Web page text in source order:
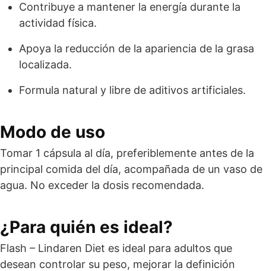
Contribuye a mantener la energía durante la
actividad física.
Apoya la reducción de la apariencia de la grasa
localizada.
Formula natural y libre de aditivos artificiales.
Modo de uso
Tomar 1 cápsula al día, preferiblemente antes de la
principal comida del día, acompañada de un vaso de
agua. No exceder la dosis recomendada.
¿Para quién es ideal?
Flash – Lindaren Diet es ideal para adultos que
desean controlar su peso, mejorar la definición